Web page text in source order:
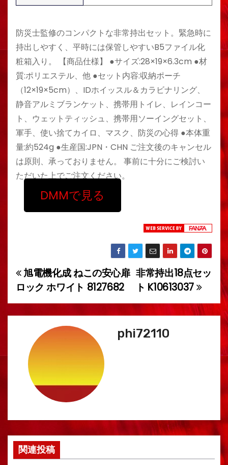
防災士監修のコンパクトな非常持出セット。緊急時に
持出しやすく、平時には保管しやすいB5ファイル化
粧箱入り。 【商品仕様】 ●サイズ:28×19×6.3cm ●材
質:ポリエステル、他 ●セット内容:収納ポーチ
（12×19×5cm）、IDホイッスル＆カラビナリング、
静音アルミブランケット、携帯用トイレ、レインコー
ト、ウェットティッシュ、携帯用ソーイングセット、
軍手、使い捨てカイロ、マスク、防災の心得 ●本体重
量:約524g ●生産国:JPN・CHN ご注文後のキャンセル
は原則、承っておりません。 事前に十分にご検討い
ただいた上でご注文ください。
DMMで見る
投
稿
ナ
ゲ
ー
ョ
ン
非常持出18点セッ
ト K10613037
旭電機化成 ねこの安心扉
ロック ホワイト 8127682
phi72110
関連投稿